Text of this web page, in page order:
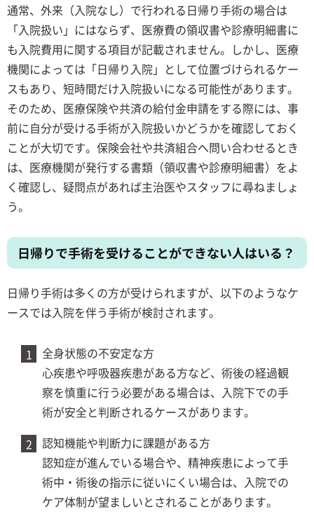
通常、外来（入院なし）で行われる日帰り手術の場合は
「入院扱い」にはならず、医療費の領収書や診療明細書に
も入院費用に関する項目が記載されません。しかし、医療
機関によっては「日帰り入院」として位置づけられるケー
スもあり、短時間だけ入院扱いになる可能性があります。
そのため、医療保険や共済の給付金申請をする際には、事
前に自分が受ける手術が入院扱いかどうかを確認しておく
ことが大切です。保険会社や共済組合へ問い合わせるとき
は、医療機関が発行する書類（領収書や診療明細書）をよ
く確認し、疑問点があれば主治医やスタッフに尋ねましょ
う。
日帰りで手術を受けることができない人はいる？
日帰り手術は多くの方が受けられますが、以下のようなケ
ースでは入院を伴う手術が検討されます。
全身状態の不安定な方
心疾患や呼吸器疾患がある方など、術後の経過観
察を慎重に行う必要がある場合は、入院下での手
術が安全と判断されるケースがあります。
認知機能や判断力に課題がある方
認知症が進んでいる場合や、精神疾患によって手
術中・術後の指示に従いにくい場合は、入院での
ケア体制が望ましいとされることがあります。